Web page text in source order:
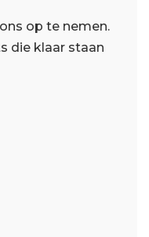
op te nemen.
die klaar staan